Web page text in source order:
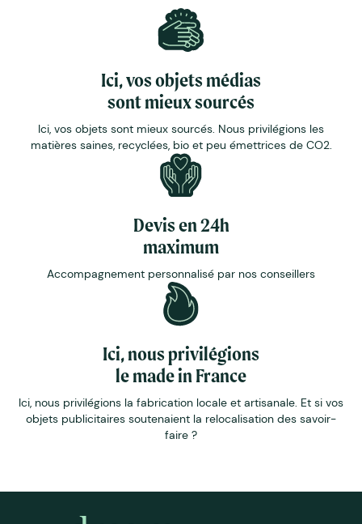
Ici, vos objets médias
sont mieux sourcés
Ici, vos objets sont mieux sourcés. Nous privilégions les
matières saines, recyclées, bio et peu émettrices de CO2.
Devis en 24h
maximum
Accompagnement personnalisé par nos conseillers
Ici, nous privilégions
le made in France
Ici, nous privilégions la fabrication locale et artisanale. Et si vos
objets publicitaires soutenaient la relocalisation des savoir-
faire ?